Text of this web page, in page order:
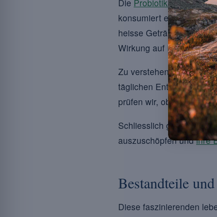
Die Probiotikasind
konsumiert einenNutzen
heisse Getränke auf
Wirkung auf Ihre
Zu verstehen, wie sie
täglichen
prüfen wir, ob die Hitze
Schliesslich geben wir
auszuschöpfen undihre
Bestandteile
Diese faszinierenden